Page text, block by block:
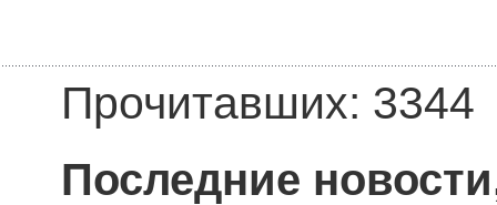
Прочитавших: 3344
Последние